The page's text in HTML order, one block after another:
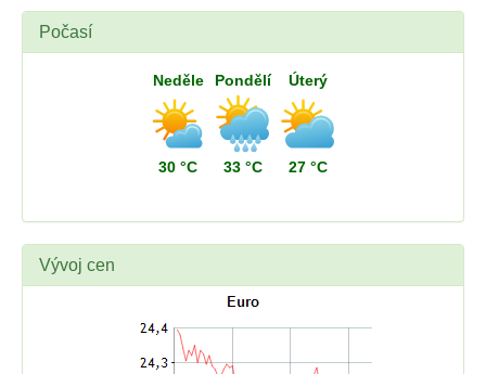
Počasí
Neděle
30 °C
Pondělí
33 °C
Úterý
27 °C
Vývoj cen